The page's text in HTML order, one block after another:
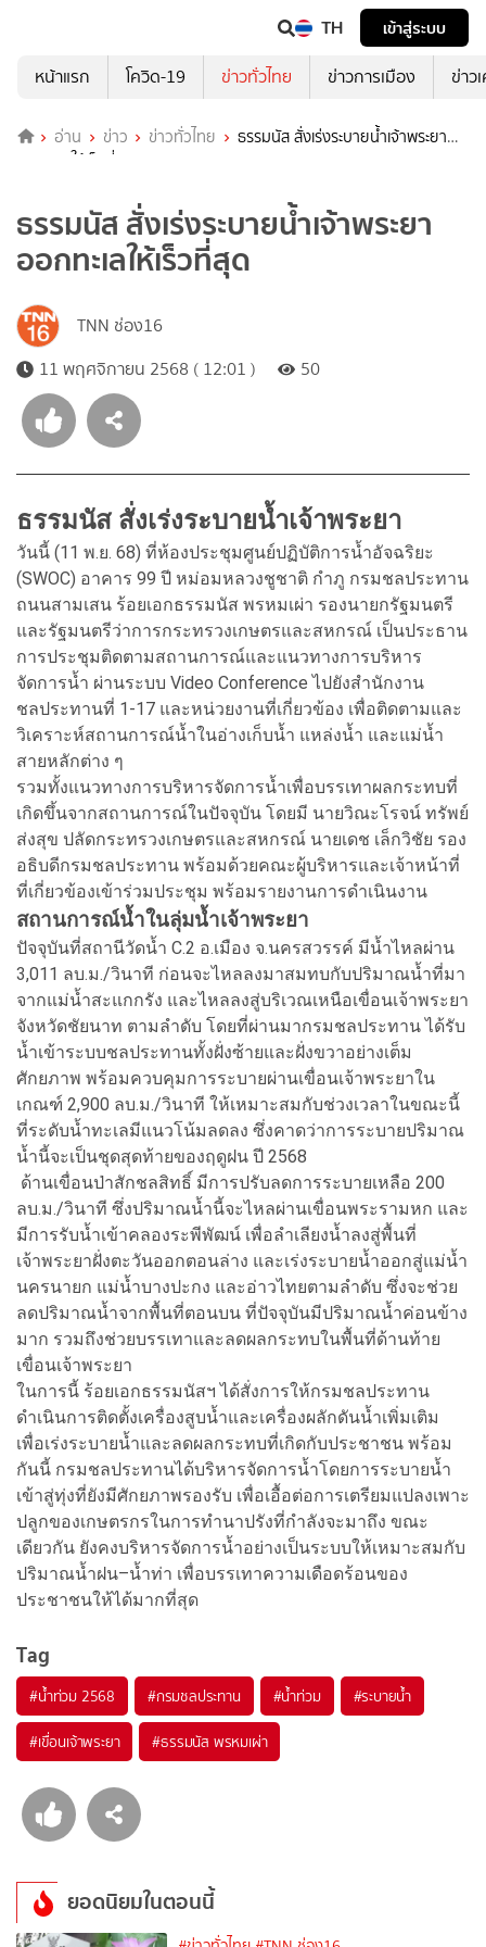
TH
เข้าสู่ระบบ
หน้าแรก
โควิด-19 ข่าวทั่วไทย ข่าวการเมือง ข่าว
อ่าน ข่าว ข่าวทั่วไทย
ธรรมนัส สั่งเร่งระบายน้ำเจ้าพระยา
ออกทะเลให้เร็วที่สุด
ธรรมนัส สั่งเร่งระบายน้ำเจ้าพระยา
ออกทะเลให้เร็วที่สุด
TNN ช่อง16
11 พฤศจิกายน 2568 ( 12:01 )
50
ธรรมนัส สั่งเร่งระบายน้ำเจ้าพระยา
วันนี้ (11 พ.ย. 68) ที่ห้องประชุมศูนย์ปฏิบัติการน้ำอัจฉริยะ
(SWOC) อาคาร 99 ปี หม่อมหลวงชูชาติ กำภู กรมชลประทาน
ถนนสามเสน ร้อยเอกธรรมนัส พรหมเผ่า รองนายกรัฐมนตรี
และรัฐมนตรีว่าการกระทรวงเกษตรและสหกรณ์ เป็นประธาน
การประชุมติดตามสถานการณ์และแนวทางการบริหาร
จัดการน้ำ ผ่านระบบ Video Conference ไปยังสำนักงาน
ชลประทานที่ 1-17 และหน่วยงานที่เกี่ยวข้อง เพื่อติดตามและ
วิเคราะห์สถานการณ์น้ำในอ่างเก็บน้ำ แหล่งน้ำ และแม่น้ำ
สายหลักต่าง ๆ
รวมทั้งแนวทางการบริหารจัดการน้ำเพื่อบรรเทาผลกระทบที่
เกิดขึ้นจากสถานการณ์ในปัจจุบัน โดยมี นายวิณะโรจน์ ทรัพย์
ส่งสุข ปลัดกระทรวงเกษตรและสหกรณ์ นายเดช เล็กวิชัย รอง
อธิบดีกรมชลประทาน พร้อมด้วยคณะผู้บริหารและเจ้าหน้าที่
ที่เกี่ยวข้องเข้าร่วมประชุม พร้อมรายงานการดำเนินงาน
สถานการณ์น้ำในลุ่มน้ำเจ้าพระยา
ปัจจุบันที่สถานีวัดน้ำ C.2 อ.เมือง จ.นครสวรรค์ มีน้ำไหลผ่าน
3,011 ลบ.ม./วินาที ก่อนจะไหลลงมาสมทบกับปริมาณน้ำที่มา
จากแม่น้ำสะแกกรัง และไหลลงสู่บริเวณเหนือเขื่อนเจ้าพระยา
จังหวัดชัยนาท ตามลำดับ โดยที่ผ่านมากรมชลประทาน ได้รับ
น้ำเข้าระบบชลประทานทั้งฝั่งซ้ายและฝั่งขวาอย่างเต็ม
ศักยภาพ พร้อมควบคุมการระบายผ่านเขื่อนเจ้าพระยาใน
เกณฑ์ 2,900 ลบ.ม./วินาที ให้เหมาะสมกับช่วงเวลาในขณะนี้
ที่ระดับน้ำทะเลมีแนวโน้มลดลง ซึ่งคาดว่าการระบายปริมาณ
น้ำนี้จะเป็นชุดสุดท้ายของฤดูฝน ปี 2568
ด้านเขื่อนป่าสักชลสิทธิ์ มีการปรับลดการระบายเหลือ 200
ลบ.ม./วินาที ซึ่งปริมาณน้ำนี้จะไหลผ่านเขื่อนพระรามหก และ
มีการรับน้ำเข้าคลองระพีพัฒน์ เพื่อลำเลียงน้ำลงสู่พื้นที่
เจ้าพระยาฝั่งตะวันออกตอนล่าง และเร่งระบายน้ำออกสู่แม่น้ำ
นครนายก แม่น้ำบางปะกง และอ่าวไทยตามลำดับ ซึ่งจะช่วย
ลดปริมาณน้ำจากพื้นที่ตอนบน ที่ปัจจุบันมีปริมาณน้ำค่อนข้าง
มาก รวมถึงช่วยบรรเทาและลดผลกระทบในพื้นที่ด้านท้าย
เขื่อนเจ้าพระยา
ในการนี้ ร้อยเอกธรรมนัสฯ ได้สั่งการให้กรมชลประทาน
ดำเนินการติดตั้งเครื่องสูบน้ำและเครื่องผลักดันน้ำเพิ่มเติม
เพื่อเร่งระบายน้ำและลดผลกระทบที่เกิดกับประชาชน พร้อม
กันนี้ กรมชลประทานได้บริหารจัดการน้ำโดยการระบายน้ำ
เข้าสู่ทุ่งที่ยังมีศักยภาพรองรับ เพื่อเอื้อต่อการเตรียมแปลงเพาะ
ปลูกของเกษตรกรในการทำนาปรังที่กำลังจะมาถึง ขณะ
เดียวกัน ยังคงบริหารจัดการน้ำอย่างเป็นระบบให้เหมาะสมกับ
ปริมาณน้ำฝน–น้ำท่า เพื่อบรรเทาความเดือดร้อนของ
ประชาชนให้ได้มากที่สุด
Tag
#น้ำท่วม 2568 #กรมชลประทาน #น้ำท่วม #ระบายน้ำ
#เขื่อนเจ้าพระยา #ธรรมนัส พรหมเผ่า
ยอดนิยมในตอนนี้